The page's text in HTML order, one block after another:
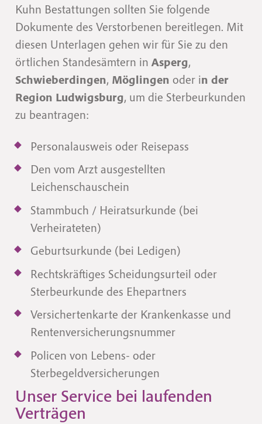
Kuhn Bestattungen sollten Sie folgende
Dokumente des Verstorbenen bereitlegen. Mit
diesen Unterlagen gehen wir für Sie zu den
örtlichen Standesämtern in Asperg,
Schwieberdingen, Möglingen oder in der
Region Ludwigsburg, um die Sterbeurkunden
zu beantragen:
Personalausweis oder Reisepass
Den vom Arzt ausgestellten
Leichenschauschein
Stammbuch / Heiratsurkunde (bei
Verheirateten)
Geburtsurkunde (bei Ledigen)
Rechtskräftiges Scheidungsurteil oder
Sterbeurkunde des Ehepartners
Versichertenkarte der Krankenkasse und
Rentenversicherungsnummer
Policen von Lebens- oder
Sterbegeldversicherungen
Unser Service bei laufenden
Verträgen